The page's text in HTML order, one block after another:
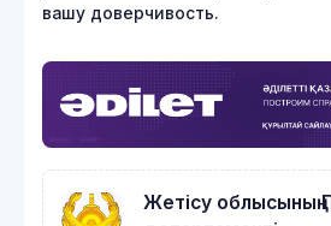
вашу доверчивость.
Жетісу облысының